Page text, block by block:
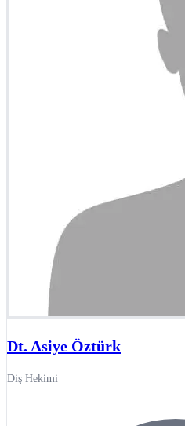
Dt. Asiye Öztürk
Diş Hekimi